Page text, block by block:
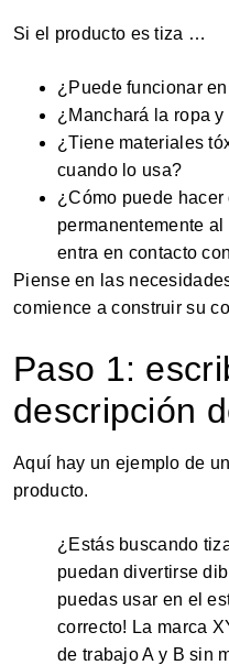
Si el producto es tiza …
¿Puede funcionar
¿Manchará la ropa
¿Tiene materiales
cuando lo usa?
¿Cómo puede hacer
permanentemente
entra en contacto
Piense en las
comience a construir su
Paso 1:
descripción
Aquí hay un ejemplo de
producto.
¿Estás buscando
puedan divertirse
puedas usar en el
correcto! La marca
de trabajo A y B sin